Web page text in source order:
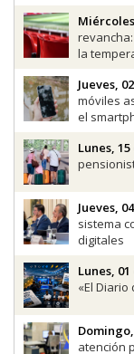
la
Jueves,
móviles
el
Lunes,
Jueves,
sistema
digitales
Lunes,
«El
atención